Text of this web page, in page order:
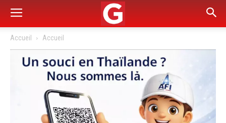
Accueil Accueil